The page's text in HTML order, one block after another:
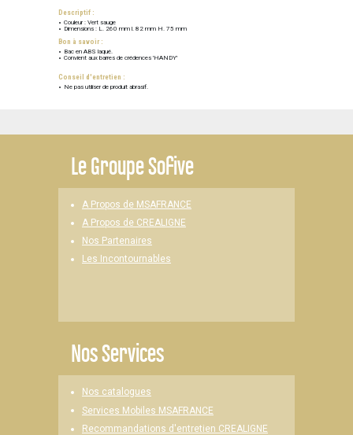
Descriptif :
Couleur : Vert sauge
Dimensions : L. 260 mm l. 82 mm H. 75 mm
Bon à savoir :
Bac en ABS laqué.
Convient aux barres de crédences 'HANDY'
Conseil d'entretien :
Ne pas utiliser de produit abrasif.
LeGroupe Sofive
A Propos de MSAFRANCE
A Propos de CREALIGNE
Nos Partenaires
Les Incontournables
Nos Services
Nos catalogues
Services Mobiles MSAFRANCE
Recommandations d'entretien CREALIGNE